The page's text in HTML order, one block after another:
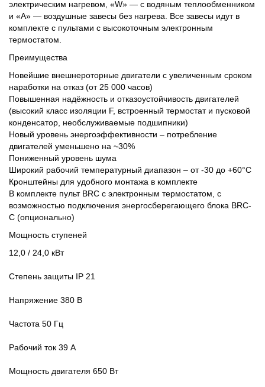
электрическим нагревом, «W» — с водяным теплообменником
и «А» — воздушные завесы без нагрева. Все завесы идут в
комплекте с пультами с высокоточным электронным
термостатом.
Преимущества
Новейшие внешнероторные двигатели с увеличенным сроком
наработки на отказ (от 25 000 часов)
Повышенная надёжность и отказоустойчивость двигателей
(высокий класс изоляции F, встроенный термостат и пусковой
конденсатор, необслуживаемые подшипники)
Новый уровень энергоэффективности – потребление
двигателей уменьшено на ~30%
Пониженный уровень шума
Широкий рабочий температурный диапазон – от -30 до +60°С
Кронштейны для удобного монтажа в комплекте
В комплекте пульт BRC с электронным термостатом, с
возможностью подключения энергосберегающего блока BRC-
C (опционально)
Мощность ступеней
12,0 / 24,0 кВт
Степень защиты IP 21
Напряжение 380 B
Частота 50 Гц
Рабочий ток 39 А
Мощность двигателя 650 Вт